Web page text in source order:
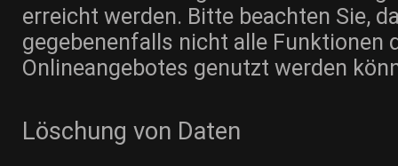
erreicht werden. Bitte beachten Sie,
gegebenenfalls nicht alle Funktionen
Onlineangebotes genutzt werden
Löschung von Daten